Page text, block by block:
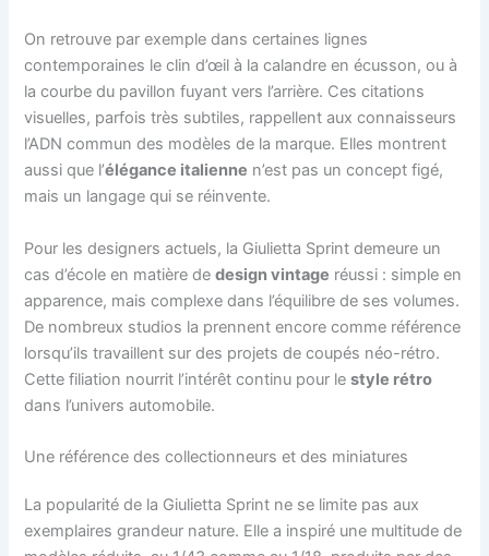
On retrouve par exemple dans certaines lignes
contemporaines le clin d’œil à la calandre en écusson, ou à
la courbe du pavillon fuyant vers l’arrière. Ces citations
visuelles, parfois très subtiles, rappellent aux connaisseurs
l’ADN commun des modèles de la marque. Elles montrent
aussi que l’élégance italienne n’est pas un concept figé,
mais un langage qui se réinvente.
Pour les designers actuels, la Giulietta Sprint demeure un
cas d’école en matière dedesign vintage réussi : simple en
apparence, mais complexe dans l’équilibre de ses volumes.
De nombreux studios la prennent encore comme référence
lorsqu’ils travaillent sur des projets de coupés néo-rétro.
Cette filiation nourrit l’intérêt continu pour lestyle rétro
dans l’univers automobile.
Une référence des collectionneurs et des miniatures
La popularité de la Giulietta Sprint ne se limite pas aux
exemplaires grandeur nature. Elle a inspiré une multitude de